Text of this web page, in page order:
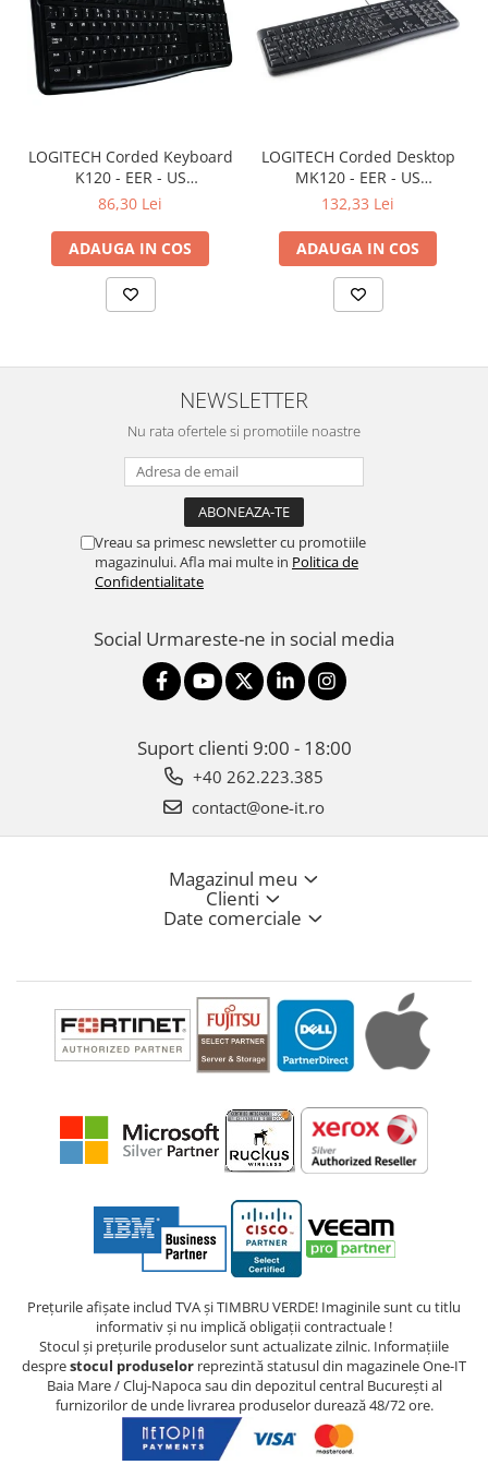
LOGITECH Corded Keyboard
K120 - EER - US
International layout
86,30 Lei
ADAUGA IN COS
LOGITECH Corded Desktop
MK120 - EER - US
International layout
132,33 Lei
ADAUGA IN COS
NEWSLETTER
Nu rata ofertele si promotiile noastre
Vreau sa primesc newsletter cu promotiile
magazinului. Afla mai multe in Politica de
Confidentialitate
Social Urmareste-ne in social media
Suport clienti 9:00 - 18:00
+40 262.223.385
contact@one-it.ro
Magazinul meu
Clienti
Date comerciale
Prețurile afișate includ TVA și TIMBRU VERDE! Imaginile sunt cu titlu
informativ și nu implică obligații contractuale !
Stocul și prețurile produselor sunt actualizate zilnic. Informațiile
desprestocul produselor reprezintă statusul din magazinele One-IT
Baia Mare / Cluj-Napoca sau din depozitul central București al
furnizorilor de unde livrarea produselor durează 48/72 ore.